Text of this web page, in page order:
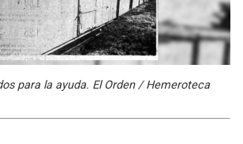
para la ayuda. El Orden / Hemeroteca